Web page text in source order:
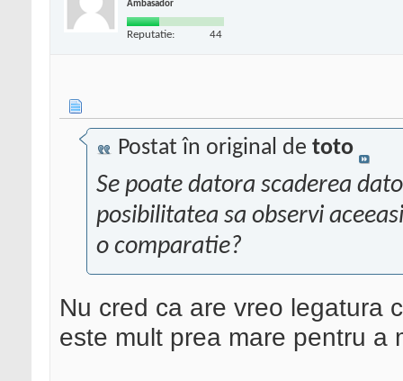
Ambasador
Reputatie: 44
Postat în original de toto
Se poate datora scaderea
posibilitatea sa observi
o comparatie?
Nu cred ca are vreo legatura
este mult prea mare pentru a